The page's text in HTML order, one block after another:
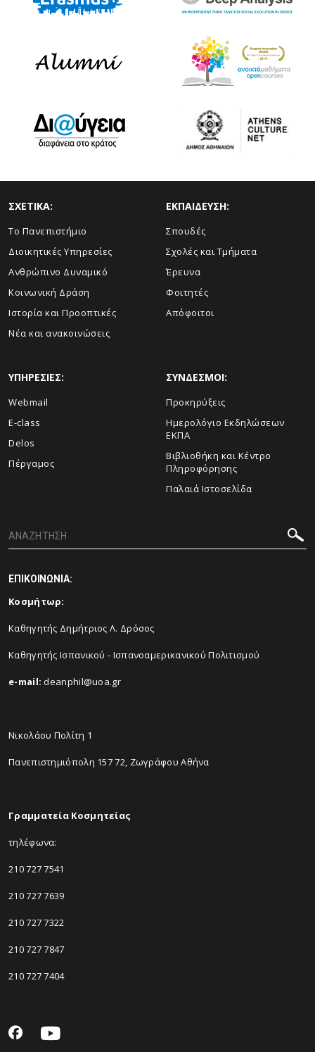
ΣΧΕΤΙΚΑ:
Το Πανεπιστήμιο
Διοικητικές Υπηρεσίες
Ανθρώπινο Δυναμικό
Κοινωνική Δράση
Ιστορία και Προοπτικές
Νέα και ανακοινώσεις
ΕΚΠΑΙΔΕΥΣΗ:
Σπουδές
Σχολές και Τμήματα
Έρευνα
Φοιτητές
Απόφοιτοι
ΥΠΗΡΕΣΙΕΣ:
Webmail
E-class
Delos
Πέργαμος
ΣΥΝΔΕΣΜΟΙ:
Προκηρύξεις
Ημερολόγιο Εκδηλώσεων
ΕΚΠΑ
Βιβλιοθήκη και Κέντρο
Πληροφόρησης
Παλαιά Ιστοσελίδα
ΕΠΙΚΟΙΝΩΝΙΑ:
Κοσμήτωρ:
Καθηγητής Δημήτριος Λ. Δρόσος
Καθηγητής Ισπανικού - Ισπανοαμερικανικού Πολιτισμού
e-mail: deanphil@uoa.gr
Νικολάου Πολίτη 1
Πανεπιστημιόπολη 157 72, Ζωγράφου Αθήνα
Γραμματεία Κοσμητείας
τηλέφωνα:
210 727 7541
210 727 7639
210 727 7322
210 727 7847
210 727 7404